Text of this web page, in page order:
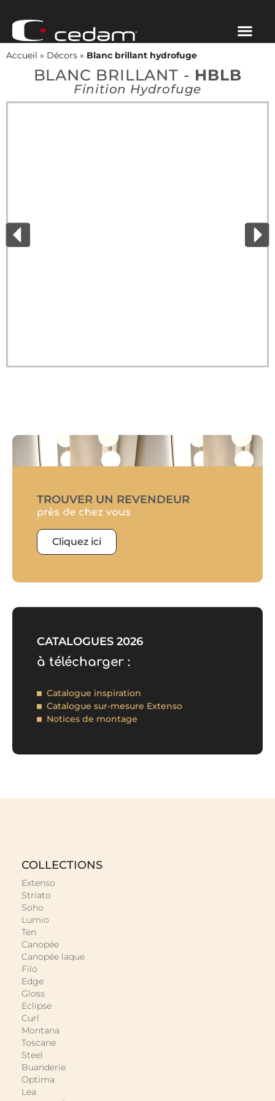
Accueil » Décors » Blanc brillant hydrofuge
BLANC BRILLANT - HBLB
Finition Hydrofuge
TROUVER UN REVENDEUR
près de chez vous
Cliquez ici
CATALOGUES 2026
à télécharger :
Catalogue inspiration
Catalogue sur-mesure Extenso
Notices de montage
COLLECTIONS
Extenso
Striato
Soho
Lumio
Ten
Canopée
Canopée laque
Filo
Edge
Gloss
Eclipse
Curl
Montana
Toscane
Steel
Buanderie
Optima
Lea